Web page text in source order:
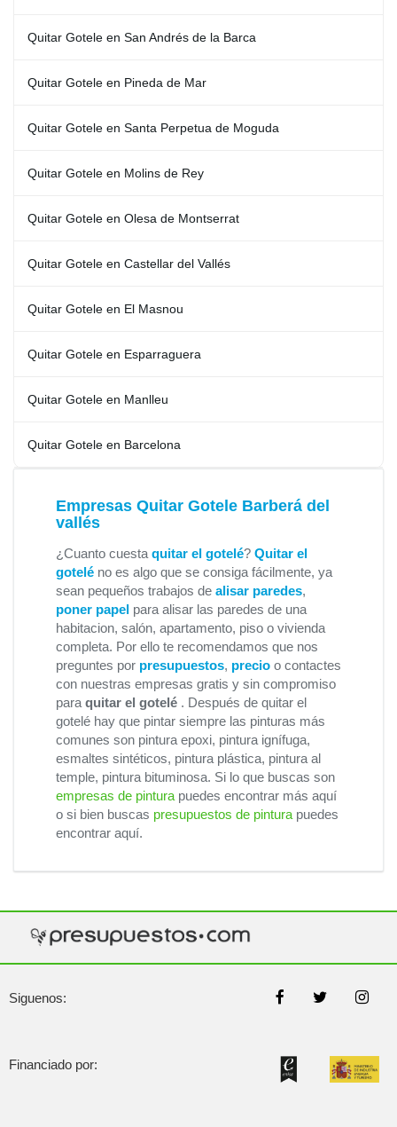
Quitar Gotele en San Andrés de la Barca
Quitar Gotele en Pineda de Mar
Quitar Gotele en Santa Perpetua de Moguda
Quitar Gotele en Molins de Rey
Quitar Gotele en Olesa de Montserrat
Quitar Gotele en Castellar del Vallés
Quitar Gotele en El Masnou
Quitar Gotele en Esparraguera
Quitar Gotele en Manlleu
Quitar Gotele en Barcelona
Empresas Quitar Gotele Barberá del
vallés
¿Cuanto cuesta quitar el gotelé? Quitar el
gotelé no es algo que se consiga fácilmente, ya
sean pequeños trabajos de alisar paredes,
poner papel para alisar las paredes de una
habitacion, salón, apartamento, piso o vivienda
completa. Por ello te recomendamos que nos
preguntes por presupuestos, precio o contactes
con nuestras empresas gratis y sin compromiso
para quitar el gotelé . Después de quitar el
gotelé hay que pintar siempre las pinturas más
comunes son pintura epoxi, pintura ignífuga,
esmaltes sintéticos, pintura plástica, pintura al
temple, pintura bituminosa. Si lo que buscas son
empresas de pintura puedes encontrar más aquí
o si bien buscas presupuestos de pintura puedes
encontrar aquí.
Siguenos:
Financiado por: